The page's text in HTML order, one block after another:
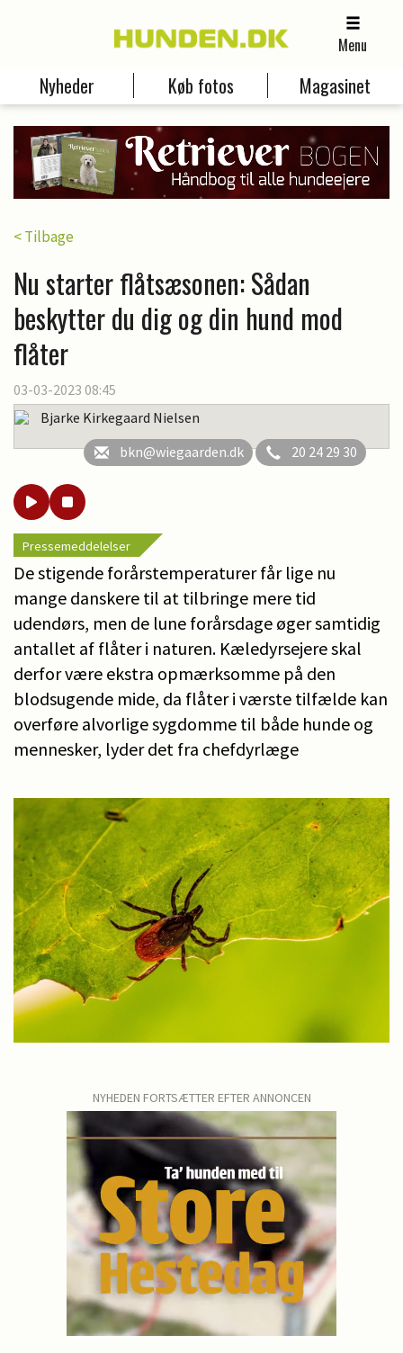
Menu
Nyheder Køb fotos Magasinet
< Tilbage
Nu starter flåtsæsonen: Sådan
beskytter du dig og din hund mod
flåter
03-03-2023 08:45
Bjarke Kirkegaard Nielsen
bkn@wiegaarden.dk
20 24 29 30
Pressemeddelelser
De stigende forårstemperaturer får lige nu
mange danskere til at tilbringe mere tid
udendørs, men de lune forårsdage øger samtidig
antallet af flåter i naturen. Kæledyrsejere skal
derfor være ekstra opmærksomme på den
blodsugende mide, da flåter i værste tilfælde kan
overføre alvorlige sygdomme til både hunde og
mennesker, lyder det fra chefdyrlæge
NYHEDEN FORTSÆTTER EFTER ANNONCEN